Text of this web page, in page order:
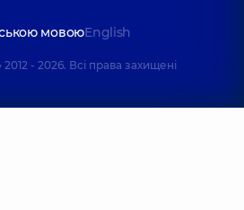
мовоюEnglish
- 2026. Всі права захищені